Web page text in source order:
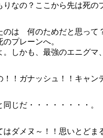
なの？ここから先は死の
のは 何のためだと思って
プレーンへ。
しかも、最強のエニグマ
！！ガナッシュ！！キャン
同じだ・・・・・・・・。
はダメヌ～！！思いとどま